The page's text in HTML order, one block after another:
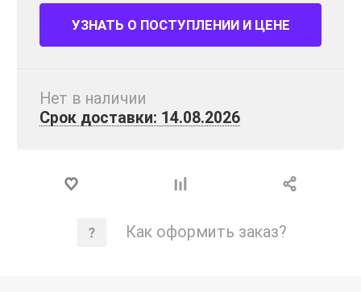
УЗНАТЬ О ПОСТУПЛЕНИИ И ЦЕНЕ
Нет в наличии
Срок доставки: 14.08.2026
Как оформить заказ?